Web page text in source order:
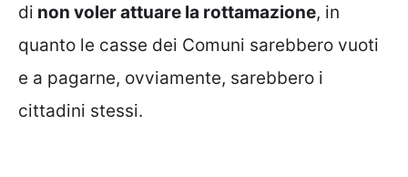
di non voler attuare la rottamazione, in
quanto le casse dei Comuni sarebbero vuoti
e a pagarne, ovviamente, sarebbero i
cittadini stessi.